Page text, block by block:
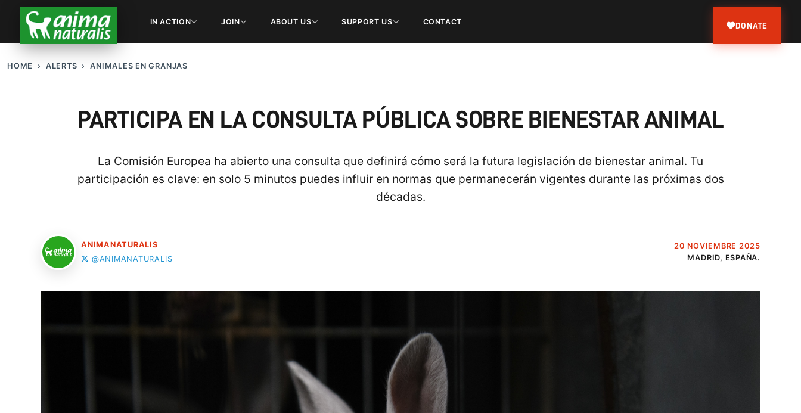
IN ACTION JOIN ABOUT US SUPPORT US CONTACT DONATE
HOME ALERTS ANIMALES EN GRANJAS
PARTICIPA EN LA CONSULTA PÚBLICA SOBRE BIENESTAR ANIMAL
La Comisión Europea ha abierto una consulta que definirá cómo será la futura legislación de bienestar animal. Tu
participación es clave: en solo 5 minutos puedes influir en normas que permanecerán vigentes durante las próximas dos
décadas.
ANIMANATURALIS
@ANIMANATURALIS
20 NOVIEMBRE 2025
MADRID, ESPAÑA.